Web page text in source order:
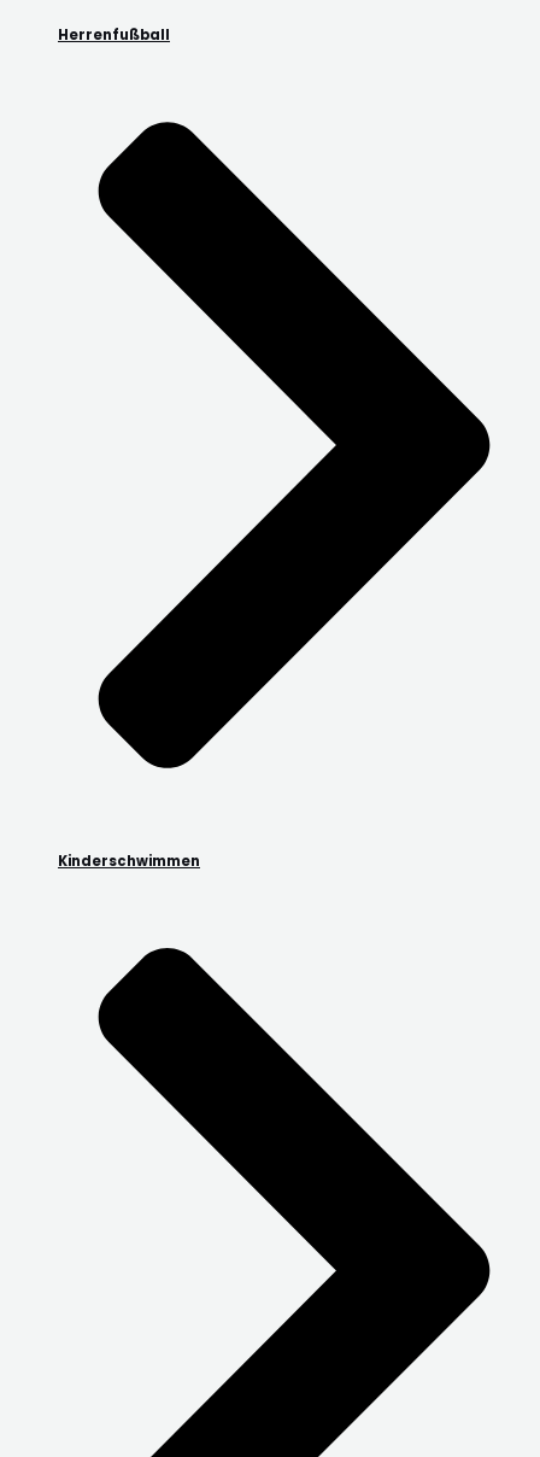
Herrenfußball
Kinderschwimmen